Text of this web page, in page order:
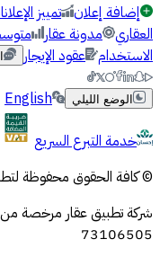
إضافة إعلان تمييز
العقاري
مدونة عقار
الاستخدام عقود الإيجار
الوضع الليلي
English
خدمة التبرع السريع
© كافة الحقوق محفوظة لتطبيق
شركة تطبيق عقار مرخصة
73106505